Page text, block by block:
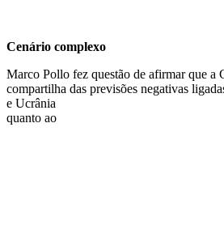
Cenário complexo
Marco Pollo fez questão de afirmar que a
compartilha das previsões negativas
e Ucrânia
quanto ao